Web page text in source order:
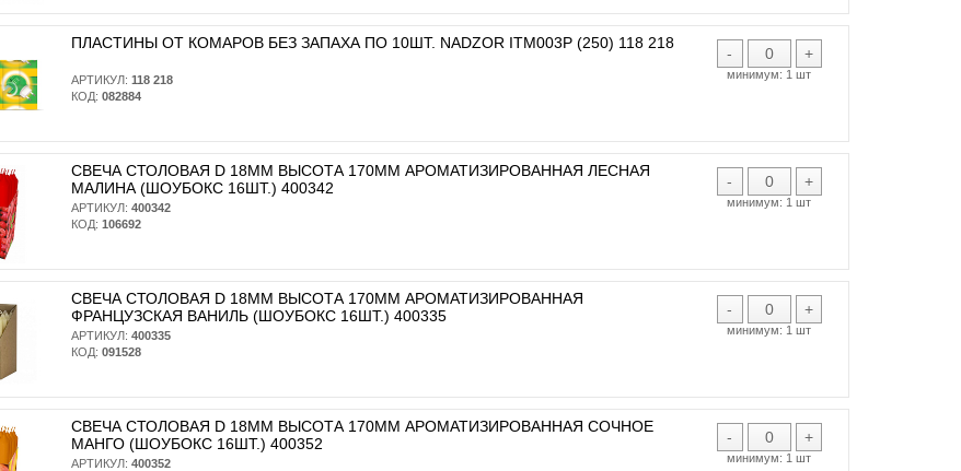
- +
минимум: 1 шт
ПЛАСТИНЫ ОТ КОМАРОВ БЕЗ ЗАПАХА ПО 10ШТ. NADZOR ITM003P (250) 118 218
АРТИКУЛ: 118 218
КОД: 082884
- +
минимум: 1 шт
СВЕЧА СТОЛОВАЯ D 18ММ ВЫСОТА 170ММ АРОМАТИЗИРОВАННАЯ ЛЕСНАЯ
МАЛИНА (ШОУБОКС 16ШТ.) 400342
АРТИКУЛ: 400342
КОД: 106692
- +
минимум: 1 шт
СВЕЧА СТОЛОВАЯ D 18ММ ВЫСОТА 170ММ АРОМАТИЗИРОВАННАЯ
ФРАНЦУЗСКАЯ ВАНИЛЬ (ШОУБОКС 16ШТ.) 400335
АРТИКУЛ: 400335
КОД: 091528
- +
минимум: 1 шт
СВЕЧА СТОЛОВАЯ D 18ММ ВЫСОТА 170ММ АРОМАТИЗИРОВАННАЯ СОЧНОЕ
МАНГО (ШОУБОКС 16ШТ.) 400352
АРТИКУЛ: 400352